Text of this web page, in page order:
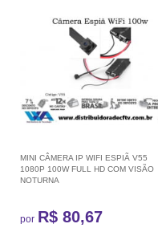
MINI CÂMERA IP WIFI ESPIÃ V55
1080P 100W FULL HD COM VISÃO
NOTURNA
por R$ 80,67